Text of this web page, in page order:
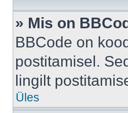
» Mis on
BBCode on
postitamisel.
lingilt
Üles